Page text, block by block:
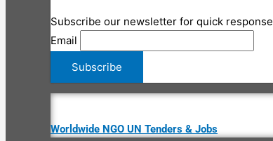
Subscribe our newsletter for quick response
Email
Worldwide NGO UN Tenders & Jobs